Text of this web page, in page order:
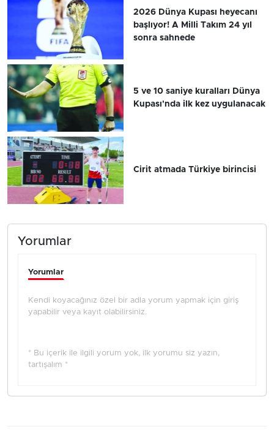
2026 Dünya Kupası heyecanı
başlıyor! A Milli Takım 24 yıl
sonra sahnede
5 ve 10 saniye kuralları Dünya
Kupası'nda ilk kez uygulanacak
Cirit atmada Türkiye birincisi
Yorumlar
Yorumlar
Kendi koyacağınız özel bir adla yorum yapmak için giriş
yapabilir veya kayıt olabilirsiniz.
* Bu içerik ile ilgili yorum yok, ilk yorumu siz yazın,
tartışalım *